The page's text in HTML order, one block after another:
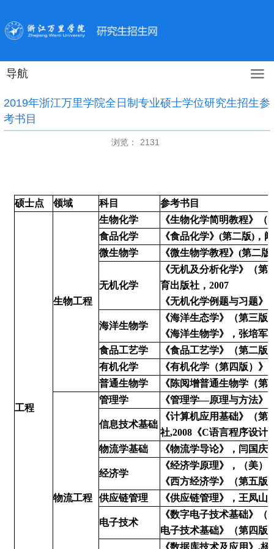
导航
2019年浙江万里学院全日制专业硕士学位研究生招生参
考书目
浏览： 2131
硕士点 领域 科目 参考书目
工程
生物工程
生物化学
《生物化学简明教程》
食品化学
《食品化学》(第二版)，
微生物学
《微生物学教程》(第二
无机化学
《无机及分析化学》（
育出版社，2007
《无机化学例题与习题
海洋生物学
《海洋生态学》（第三版
《海洋生物学》
，张培军
食品工艺学
《食品工艺学》（第二
有机化学
《有机化学（第四版）
普通生物学
《陈阅增普通生物学（
物流工程
管理学 《管理学―原理与方法》
信息技术基础
《计算机应用基础》（
社,2008《C语言程序设计
物流学基础
《物流学导论》，闫国庆
经济学
《经济学原理》，（美
《西方经济学》（第五
供应链管理
《供应链管理》，王凤
电子技术
《数字电子技术基础》
电子技术基础》（第四版
《数据库技术及应用》,